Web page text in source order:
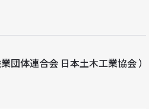
体連合会 日本土木工業協会 ）